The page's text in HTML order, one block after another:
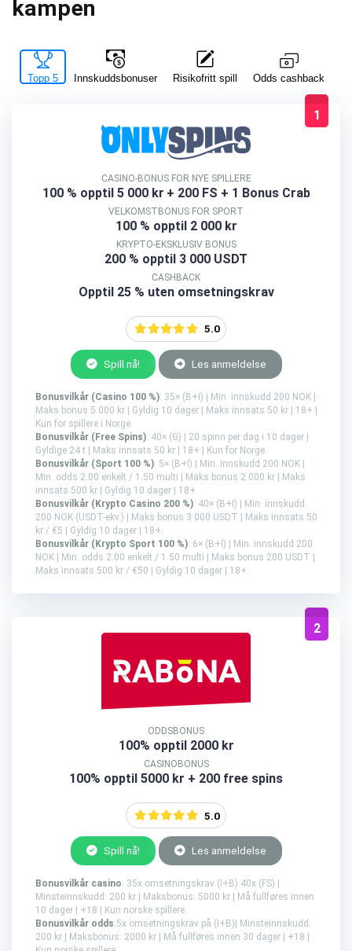
kampen
Topp 5 Innskuddsbonuser Risikofritt spill Odds cashback
1
CASINO-BONUS FOR NYE SPILLERE
100 % opptil 5 000 kr + 200 FS + 1 Bonus Crab
VELKOMSTBONUS FOR SPORT
100 % opptil 2 000 kr
KRYPTO-EKSKLUSIV BONUS
200 % opptil 3 000 USDT
CASHBACK
Opptil 25 % uten omsetningskrav
5.0
Spill nå! Les anmeldelse
Bonusvilkår (Casino 100 %): 35× (B+I) | Min. innskudd 200 NOK |
Maks bonus 5 000 kr | Gyldig 10 dager | Maks innsats 50 kr | 18+ |
Kun for spillere i Norge.
Bonusvilkår (Free Spins): 40× (G) | 20 spinn per dag i 10 dager |
Gyldige 24 t | Maks innsats 50 kr | 18+ | Kun for Norge.
Bonusvilkår (Sport 100 %): 5× (B+I) | Min. innskudd 200 NOK |
Min. odds 2.00 enkelt / 1.50 multi | Maks bonus 2 000 kr | Maks
innsats 500 kr | Gyldig 10 dager | 18+.
Bonusvilkår (Krypto Casino 200 %): 40× (B+I) | Min. innskudd
200 NOK (USDT-ekv.) | Maks bonus 3 000 USDT | Maks innsats 50
kr / €5 | Gyldig 10 dager | 18+.
Bonusvilkår (Krypto Sport 100 %): 6× (B+I) | Min. innskudd 200
NOK | Min. odds 2.00 enkelt / 1.50 multi | Maks bonus 200 USDT |
Maks innsats 500 kr / €50 | Gyldig 10 dager | 18+.
2
ODDSBONUS
100% opptil 2000 kr
CASINOBONUS
100% opptil 5000 kr + 200 free spins
5.0
Spill nå! Les anmeldelse
Bonusvilkår casino: 35x omsetningskrav (I+B) 40x (FS) |
Minsteinnskudd: 200 kr | Maksbonus: 5000 kr | Må fullføres innen
10 dager | +18 | Kun norske spillere.
Bonusvilkår odds:5x omsetningskrav på (I+B)| Minsteinnskudd:
200 kr | Maksbonus: 2000 kr | Må fullføres innen 30 dager | +18 |